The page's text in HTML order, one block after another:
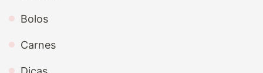
Bolos
Carnes